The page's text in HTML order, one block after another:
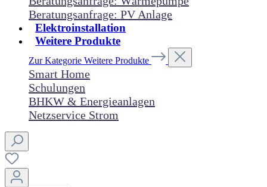
Beratungsanfrage: PV Anlage
Elektroinstallation
Weitere Produkte
Zur Kategorie Weitere Produkte
Smart Home
Schulungen
BHKW & Energieanlagen
Netzservice Strom